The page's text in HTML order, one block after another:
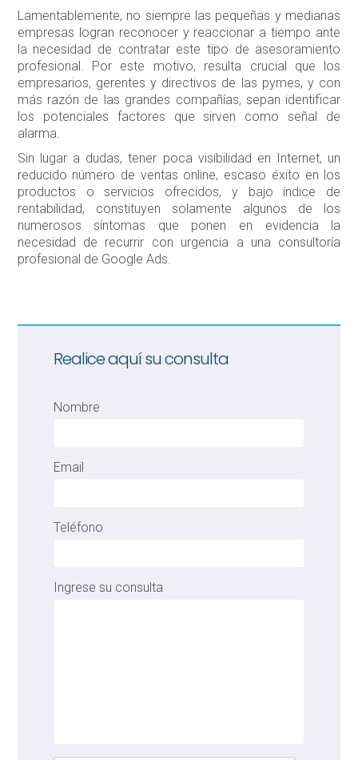
Lamentablemente, no siempre las pequeñas y medianas
empresas logran reconocer y reaccionar a tiempo ante
la necesidad de contratar este tipo de asesoramiento
profesional. Por este motivo, resulta crucial que los
empresarios, gerentes y directivos de las pymes, y con
más razón de las grandes compañías, sepan identificar
los potenciales factores que sirven como señal de
alarma.
Sin lugar a dudas, tener poca visibilidad en Internet, un
reducido número de ventas online, escaso éxito en los
productos o servicios ofrecidos, y bajo índice de
rentabilidad, constituyen solamente algunos de los
numerosos síntomas que ponen en evidencia la
necesidad de recurrir con urgencia a una consultoría
profesional de Google Ads.
Realice aquí su consulta
Nombre
Email
Teléfono
Ingrese su consulta